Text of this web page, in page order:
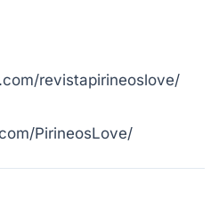
revistapirineoslove/
PirineosLove/